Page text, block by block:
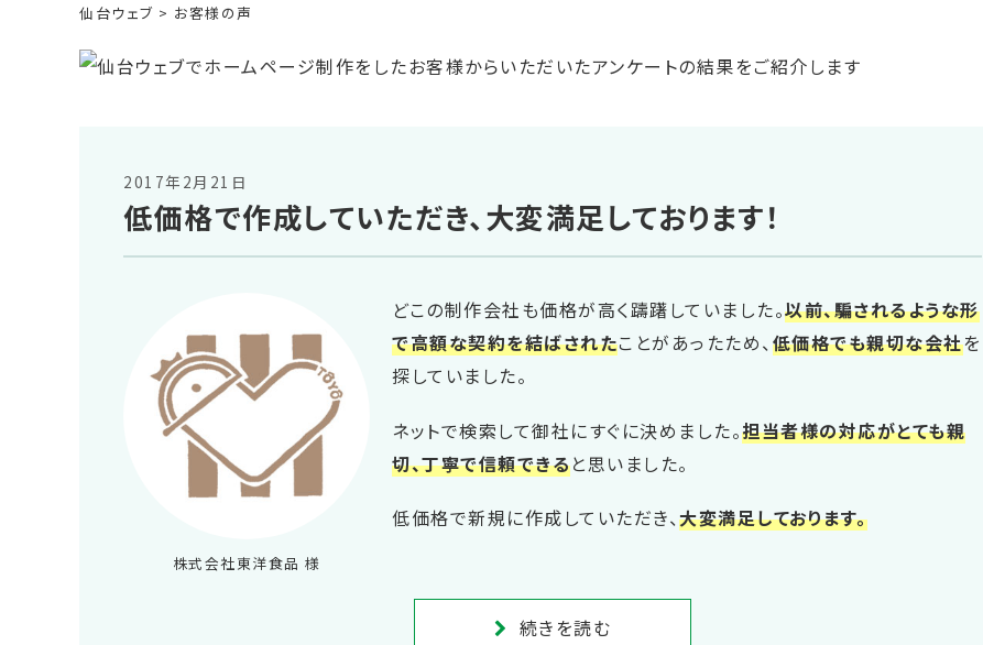
仙台ウェブ > お客様の声
2017年2月21日
低価格で作成していただき、大変満足しております！
株式会社東洋食品 様
どこの制作会社も価格が高く躊躇していました。以前、騙されるような形
で高額な契約を結ばされたことがあったため、低価格でも親切な会社を
探していました。
ネットで検索して御社にすぐに決めました。担当者様の対応がとても親
切、丁寧で信頼できると思いました。
低価格で新規に作成していただき、大変満足しております。
続きを読む